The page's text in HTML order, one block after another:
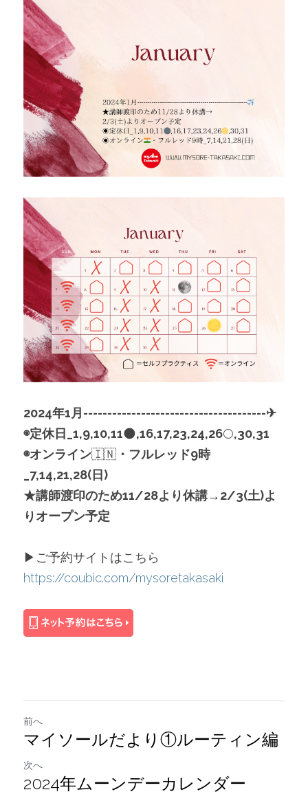
2024年1月--------------------------------------✈︎
◉定休日_1,9,10,11🌑,16,17,23,24,26🌕,30,31
◉オンライン🇮🇳 ・フルレッド9時
_7,14,21,28(日)
★講師渡印のため11/28より休講→2/3(土)よ
りオープン予定
▶︎ご予約サイトはこちら
https://coubic.com/mysoretakasaki
前へ
マイソールだより①ルーティン編
次へ
2024年ムーンデーカレンダー